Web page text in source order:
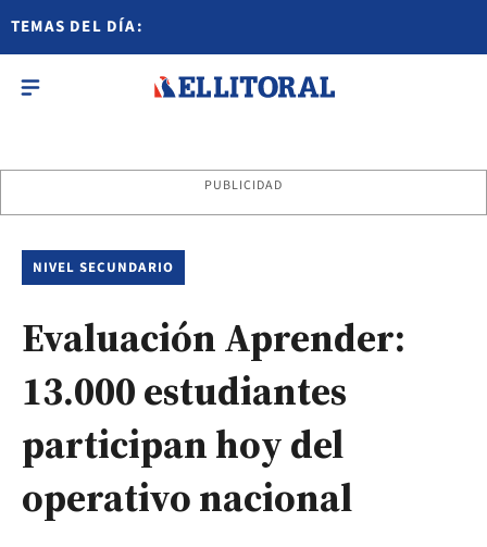
TEMAS DEL DÍA:
PUBLICIDAD
NIVEL SECUNDARIO
Evaluación Aprender:
13.000 estudiantes
participan hoy del
operativo nacional